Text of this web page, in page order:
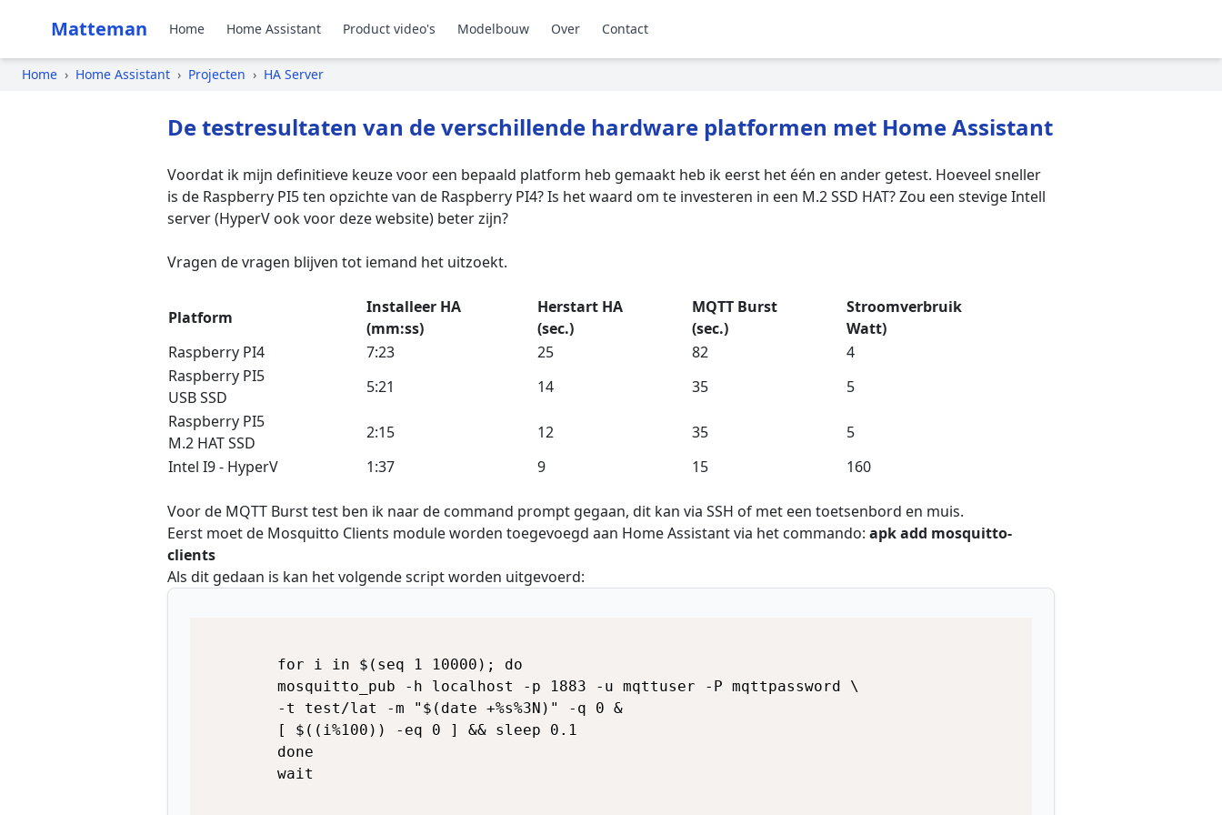
Matteman Home Home Assistant Product video's Modelbouw Over Contact
Home › Home Assistant › Projecten › HA Server
De testresultaten van de verschillende hardware platformen met Home Assistant
Voordat ik mijn definitieve keuze voor een bepaald platform heb gemaakt heb ik eerst het één en ander getest. Hoeveel sneller
is de Raspberry PI5 ten opzichte van de Raspberry PI4? Is het waard om te investeren in een M.2 SSD HAT? Zou een stevige Intell
server (HyperV ook voor deze website) beter zijn?
Vragen de vragen blijven tot iemand het uitzoekt.
Platform
Installeer HA
(mm:ss)
Herstart HA
(sec.)
MQTT Burst
(sec.)
Stroomverbruik
Watt)
Raspberry PI4
7:23 25 82
4
Raspberry PI5
USB SSD
5:21 14 35
5
Raspberry PI5
M.2 HAT SSD
2:15 12 35
5
Intel I9 - HyperV
1:37 9 15 160
Voor de MQTT Burst test ben ik naar de command prompt gegaan, dit kan via SSH of met een toetsenbord en muis.
Eerst moet de Mosquitto Clients module worden toegevoegd aan Home Assistant via het commando: apk add mosquitto-
clients
Als dit gedaan is kan het volgende script worden uitgevoerd:
        for i in $(seq 1 10000); do
        mosquitto_pub -h localhost -p 1883 -u mqttuser -P mqttpassword \
        -t test/lat -m "$(date +%s%3N)" -q 0 &
        [ $((i%100)) -eq 0 ] && sleep 0.1
        done
        wait